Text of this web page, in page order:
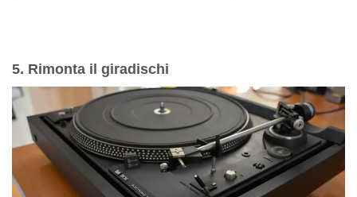
5. Rimonta il giradischi